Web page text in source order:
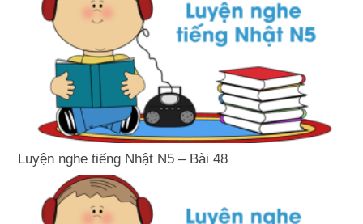
Luyện nghe tiếng Nhật N5 – Bài 48